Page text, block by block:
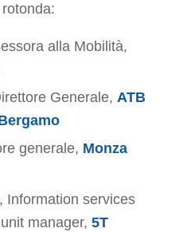
alla Mobilità,
Generale, ATB
generale, Monza
Information services
manager, 5T